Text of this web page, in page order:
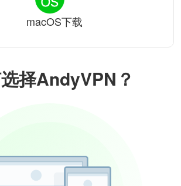
择AndyVPN？
macOS下载